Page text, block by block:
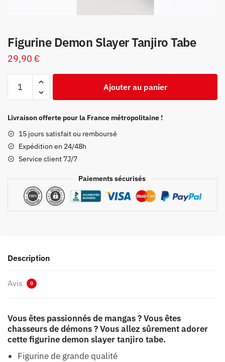
Figurine Demon Slayer Tanjiro Tabe
29,90 €
Demon
Tanjiro
Tabe
Ajouter au panier
Livraison offerte pour la France métropolitaine !
15 jours satisfait ou remboursé
Expédition en 24/48h
Service client 7J/7
Paiements sécurisés
Description
Avis 0
Vous êtes passionnés de mangas ? Vous êtes
chasseurs de démons ? Vous allez sûrement adorer
cette figurine demon slayer tanjiro tabe.
Figurine de grande qualité